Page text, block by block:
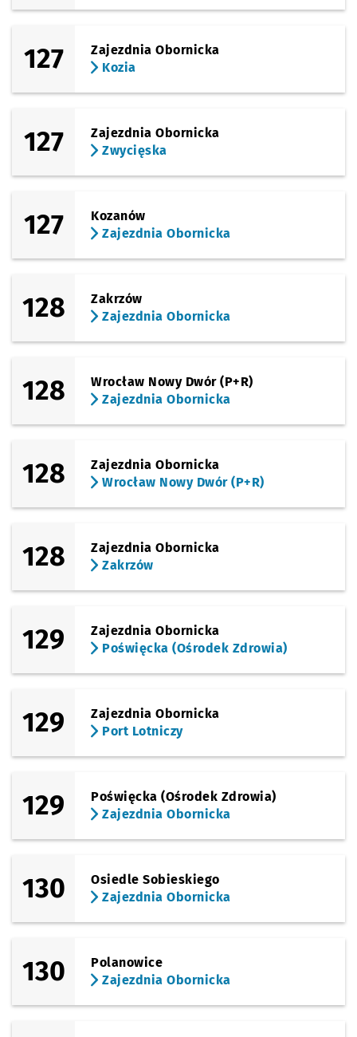
127
Zajezdnia Obornicka
Kozia
127
Zajezdnia Obornicka
Zwycięska
127
Kozanów
Zajezdnia Obornicka
128
Zakrzów
Zajezdnia Obornicka
128
Wrocław Nowy Dwór (P+R)
Zajezdnia Obornicka
128
Zajezdnia Obornicka
Wrocław Nowy Dwór (P+R)
128
Zajezdnia Obornicka
Zakrzów
129
Zajezdnia Obornicka
Poświęcka (Ośrodek Zdrowia)
129
Zajezdnia Obornicka
Port Lotniczy
129
Poświęcka (Ośrodek Zdrowia)
Zajezdnia Obornicka
130
Osiedle Sobieskiego
Zajezdnia Obornicka
130
Polanowice
Zajezdnia Obornicka